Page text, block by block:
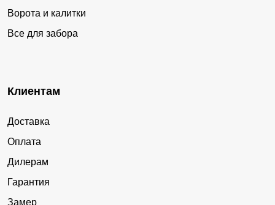
Ворота и калитки
Все для забора
Клиентам
Доставка
Оплата
Дилерам
Гарантия
Замер